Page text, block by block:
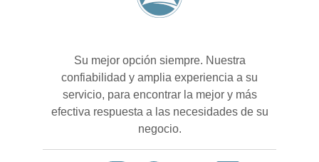
Su mejor opción siempre. Nuestra
confiabilidad y amplia experiencia a su
servicio, para encontrar la mejor y más
efectiva respuesta a las necesidades de su
negocio.